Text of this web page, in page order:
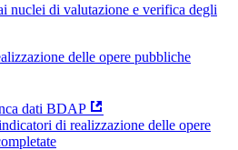
nuclei di valutazione e verifica degli
delle opere pubbliche
dati BDAP
di realizzazione delle opere